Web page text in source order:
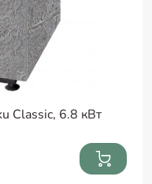
Classic, 6.8 кВт